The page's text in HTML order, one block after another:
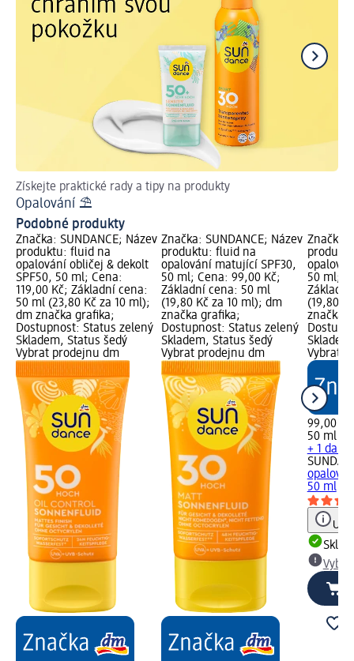
Získejte praktické rady a tipy na produkty
Opalování ⛱
Podobné produkty
Značka: SUNDANCE; Název
produktu: fluid na
opalování obličej & dekolt
SPF50, 50 ml; Cena:
119,00 Kč; Základní cena:
50 ml (23,80 Kč za 10 ml);
dm značka grafika;
Dostupnost: Status zelený
Skladem, Status šedý
Vybrat prodejnu dm
Značka: SUNDANCE; Název
produktu: fluid na
opalování matující SPF30,
50 ml; Cena: 99,00 Kč;
Základní cena: 50 ml
(19,80 Kč za 10 ml); dm
značka grafika;
Dostupnost: Status zelený
Skladem, Status šedý
Vybrat prodejnu dm
Značka:
50 ml;
(19,80
značka
Vybrat
99,00 Kč
50 ml
+ 1 další
50 ml